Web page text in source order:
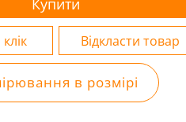
в розмірі